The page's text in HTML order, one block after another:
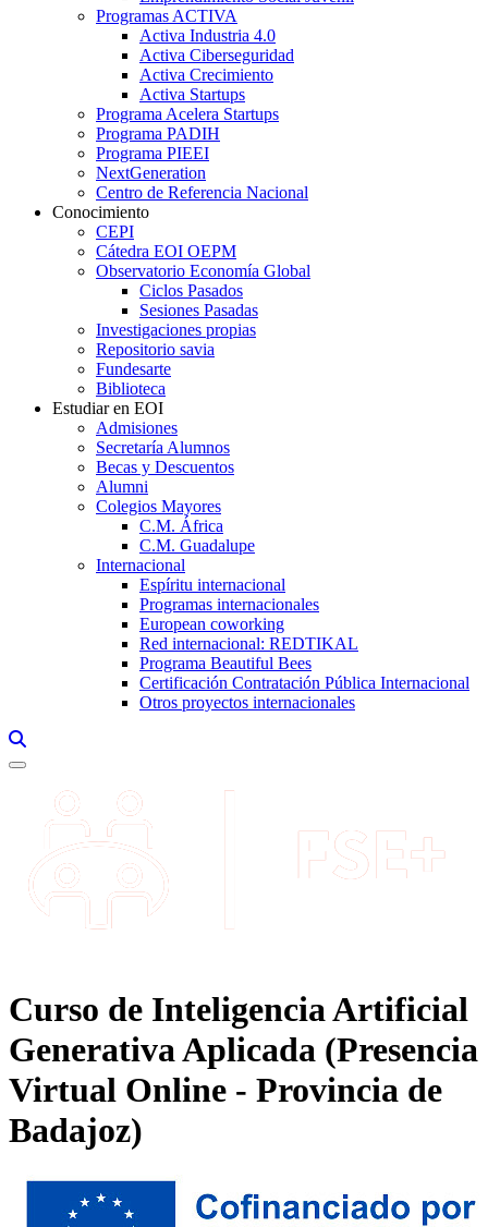
Programas ACTIVA
Activa Industria 4.0
Activa Ciberseguridad
Activa Crecimiento
Activa Startups
Programa Acelera Startups
Programa PADIH
Programa PIEEI
NextGeneration
Centro de Referencia Nacional
Conocimiento
CEPI
Cátedra EOI OEPM
Observatorio Economía Global
Ciclos Pasados
Sesiones Pasadas
Investigaciones propias
Repositorio savia
Fundesarte
Biblioteca
Estudiar en EOI
Admisiones
Secretaría Alumnos
Becas y Descuentos
Alumni
Colegios Mayores
C.M. África
C.M. Guadalupe
Internacional
Espíritu internacional
Programas internacionales
European coworking
Red internacional: REDTIKAL
Programa Beautiful Bees
Certificación Contratación Pública Internacional
Otros proyectos internacionales
Curso de Inteligencia Artificial
Generativa Aplicada (Presencia
Virtual Online - Provincia de
Badajoz)